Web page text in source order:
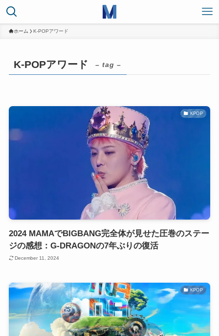
ホーム K-POPアワード
K-POPアワード – tag –
KPOP
2024 MAMAでBIGBANG完全体が見せた圧巻のステー
ジの感想：G-DRAGONの7年ぶりの復活
December 11, 2024
KPOP